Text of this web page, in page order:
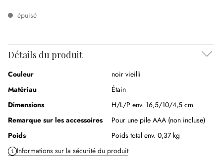
épuisé
Détails du produit
Couleur
noir vieilli
Matériau
Étain
Dimensions
H/L/P env. 16,5/10/4,5 cm
Remarque sur les accessoires
Pour une pile AAA (non incluse)
Poids
Poids total env. 0,37 kg
Informations sur la sécurité du produit